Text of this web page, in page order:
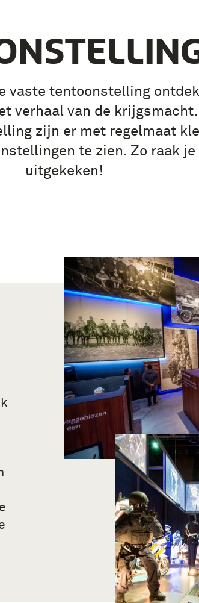
vaste tentoonstelling
verhaal van de
zijn er met regelmaat
te zien. Zo raak je
uitgekeken!